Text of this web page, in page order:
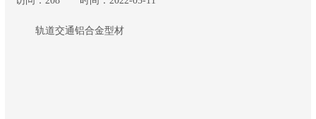
轨道交通铝合金型材